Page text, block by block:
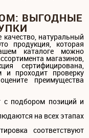
ВЫГОДНЫЕ
натуральный
продукция, которая
каталоге можно
магазинов,
сертифицирована,
и проходит проверку
преимущества
с подбором позиций и
на всех этапах
соответствуют